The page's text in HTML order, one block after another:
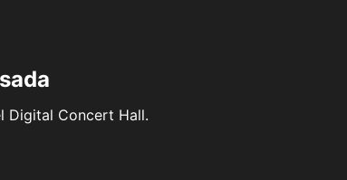
Digital Concert Hall.